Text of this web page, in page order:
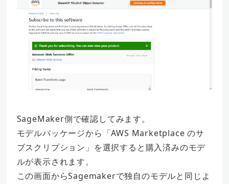
SageMaker側で確認してみます。
モデルパッケージから「AWS Marketplace のサ
ブスクリプション」を選択すると購入済みのモデ
ルが表示されます。
この画面からSagemakerで独自のモデルと同じよ